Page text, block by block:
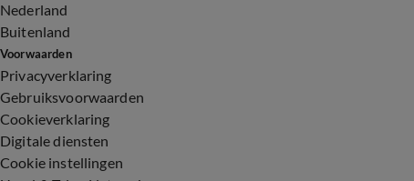
Nederland
Buitenland
Voorwaarden
Privacyverklaring
Gebruiksvoorwaarden
Cookieverklaring
Digitale diensten
Cookie instellingen